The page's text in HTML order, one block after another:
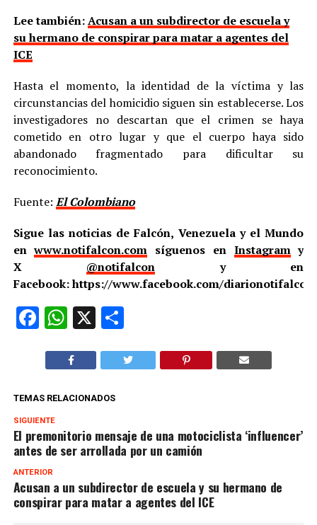
Lee también:Acusan a un subdirector de escuela y
su hermano de conspirar para matar a agentes del
ICE
Hasta el momento, la identidad de la víctima y las
circunstancias del homicidio siguen sin establecerse. Los
investigadores no descartan que el crimen se haya
cometido en otro lugar y que el cuerpo haya sido
abandonado fragmentado para dificultar su
reconocimiento.
Fuente: El Colombiano
Sigue las noticias de Falcón, Venezuela y el Mundo
enwww.notifalcon.com síguenos en Instagramy
X @notifalcon y en
Facebook: https://www.facebook.com/
Facebook
WhatsApp
X Compartir
TEMAS RELACIONADOS
SIGUIENTE
El premonitorio mensaje de una motociclista ‘influencer’
antes de ser arrollada por un camión
ANTERIOR
Acusan a un subdirector de escuela y su hermano de
conspirar para matar a agentes del ICE